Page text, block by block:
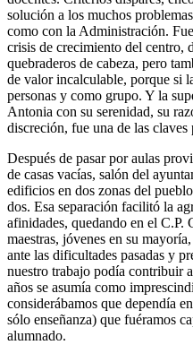
solución a los muchos
como con la Administración.
crisis de crecimiento del centro,
quebraderos de cabeza, pero
de valor incalculable, porque si
personas y como grupo. Y la
Antonia con su serenidad, su
discreción, fue una de las claves
Después de pasar por aulas
de casas vacías, salón del
edificios en dos zonas del
dos. Esa separación facilitó la
afinidades, quedando en el C.P.
maestras, jóvenes en su
ante las dificultades pasadas y
nuestro trabajo podía contribuir
años se asumía como
considerábamos que dependía
sólo enseñanza) que fuéramos
alumnado.